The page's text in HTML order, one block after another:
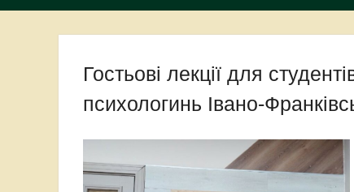
Гостьові лекції для
психологинь Івано-